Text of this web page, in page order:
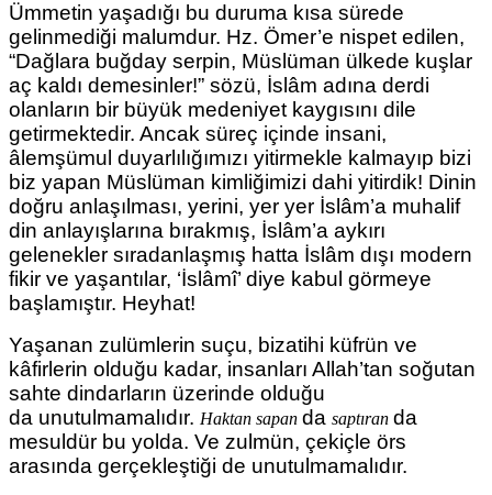
Ümmetin yaşadığı bu duruma kısa sürede
gelinmediği malumdur. Hz. Ömer’e nispet edilen,
“Dağlara buğday serpin, Müslüman ülkede kuşlar
aç kaldı demesinler!” sözü, İslâm adına derdi
olanların bir büyük medeniyet kaygısını dile
getirmektedir. Ancak süreç içinde insani,
âlemşümul duyarlılığımızı yitirmekle kalmayıp bizi
biz yapan Müslüman kimliğimizi dahi yitirdik! Dinin
doğru anlaşılması, yerini, yer yer İslâm’a muhalif
din anlayışlarına bırakmış, İslâm’a aykırı
gelenekler sıradanlaşmış hatta İslâm dışı modern
fikir ve yaşantılar, ‘İslâmî’ diye kabul görmeye
başlamıştır. Heyhat!
Yaşanan zulümlerin suçu, bizatihi küfrün ve
kâfirlerin olduğu kadar, insanları Allah’tan soğutan
sahte dindarların üzerinde olduğu
da unutulmamalıdır. Haktan sapan da saptıran da
mesuldür bu yolda. Ve zulmün, çekiçle örs
arasında gerçekleştiği de unutulmamalıdır.